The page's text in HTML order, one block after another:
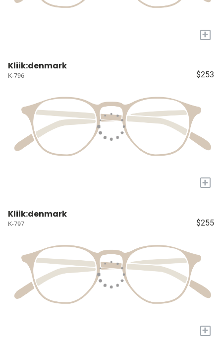
+
Kliik:denmark
K-796 $253
+
Kliik:denmark
K-797 $255
+